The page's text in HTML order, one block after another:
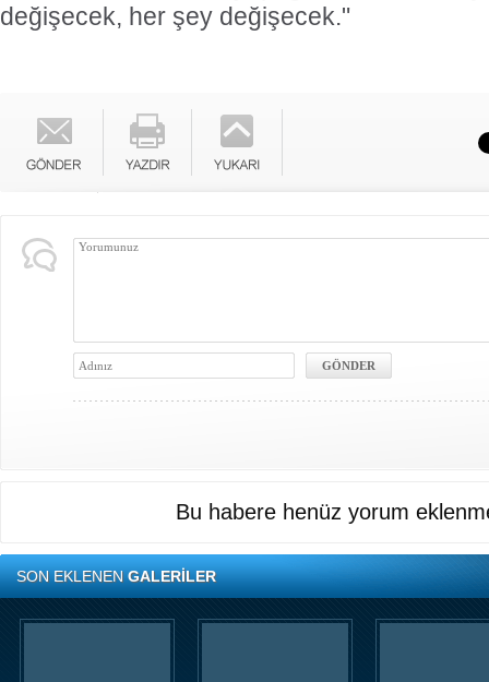
değişecek, her şey değişecek."
Bu habere henüz yorum
SON EKLENENGALERİLER